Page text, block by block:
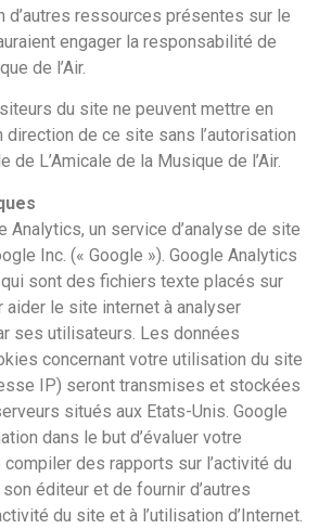
d’autres ressources présentes sur le
engager la responsabilité de
de l’Air.
du site ne peuvent mettre en
direction de ce site sans l’autorisation
L’Amicale de la Musique de l’Air.
Analytics, un service d’analyse de site
Inc. (« Google »). Google Analytics
sont des fichiers texte placés sur
aider le site internet à analyser
ses utilisateurs. Les données
concernant votre utilisation du site
IP) seront transmises et stockées
situés aux Etats-Unis. Google
dans le but d’évaluer votre
des rapports sur l’activité du
éditeur et de fournir d’autres
du site et à l’utilisation d’Internet.